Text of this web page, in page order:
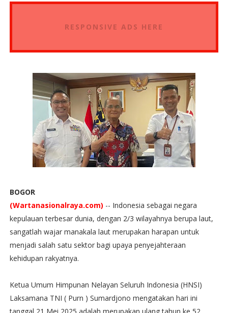
RESPONSIVE ADS HERE
BOGOR
(Wartanasionalraya.com) -- Indonesia sebagai negara
kepulauan terbesar dunia, dengan 2/3 wilayahnya berupa laut,
sangatlah wajar manakala laut merupakan harapan untuk
menjadi salah satu sektor bagi upaya penyejahteraan
kehidupan rakyatnya.
Ketua Umum Himpunan Nelayan Seluruh Indonesia (HNSI)
Laksamana TNI ( Purn ) Sumardjono mengatakan hari ini